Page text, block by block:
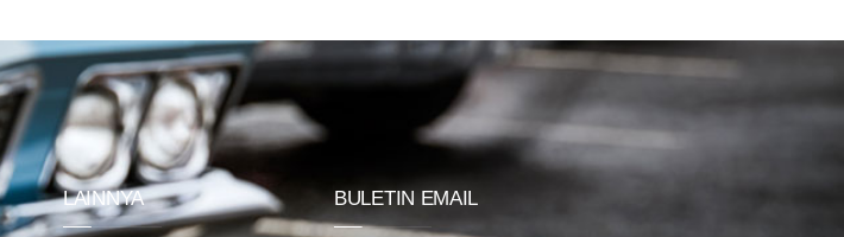
LAINNYA BULETIN EMAIL